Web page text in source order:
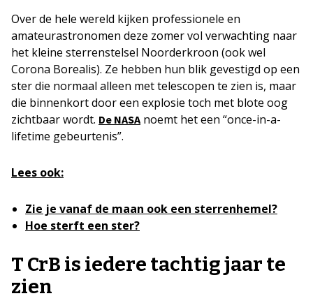
Over de hele wereld kijken professionele en
amateurastronomen deze zomer vol verwachting naar
het kleine sterrenstelsel Noorderkroon (ook wel
Corona Borealis). Ze hebben hun blik gevestigd op een
ster die normaal alleen met telescopen te zien is, maar
die binnenkort door een explosie toch met blote oog
zichtbaar wordt. De NASAnoemt het een “once-in-a-
lifetime gebeurtenis”.
Lees ook:
Zie je vanaf de maan ook een sterrenhemel?
Hoe sterft een ster?
T CrB is iedere tachtig jaar te
zien